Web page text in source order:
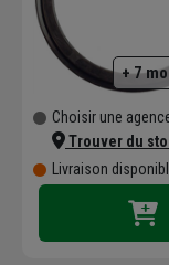
+ 7
Choisir une
Trouver du
Livraison